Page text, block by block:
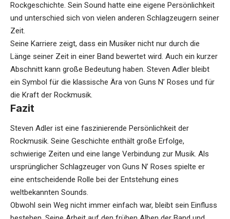
Rockgeschichte. Sein Sound hatte eine eigene Persönlichkeit
und unterschied sich von vielen anderen Schlagzeugern seiner
Zeit.
Seine Karriere zeigt, dass ein Musiker nicht nur durch die
Länge seiner Zeit in einer Band bewertet wird. Auch ein kurzer
Abschnitt kann große Bedeutung haben. Steven Adler bleibt
ein Symbol für die klassische Ära von Guns N’ Roses und für
die Kraft der Rockmusik.
Fazit
Steven Adler ist eine faszinierende Persönlichkeit der
Rockmusik. Seine Geschichte enthält große Erfolge,
schwierige Zeiten und eine lange Verbindung zur Musik. Als
ursprünglicher Schlagzeuger von Guns N’ Roses spielte er
eine entscheidende Rolle bei der Entstehung eines
weltbekannten Sounds.
Obwohl sein Weg nicht immer einfach war, bleibt sein Einfluss